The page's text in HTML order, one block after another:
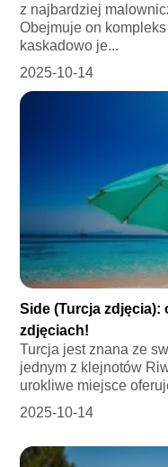
z najbardziej
Obejmuje on
kaskadowo je...
2025-10-14
Side (Turcja
zdjęciach!
Turcja jest znana ze
jednym z klejnotów
urokliwe miejsce
2025-10-14